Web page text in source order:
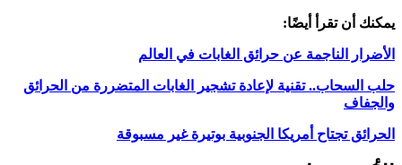
يمكنك أن تقرأ أيضًا:
الأضرار الناجمة عن حرائق الغابات في العالم
حلب السحاب.. تقنية لإعادة تشجير الغابات المتضررة من الحرائق
والجفاف
الحرائق تجتاح أمريكا الجنوبية بوتيرة غير مسبوقة